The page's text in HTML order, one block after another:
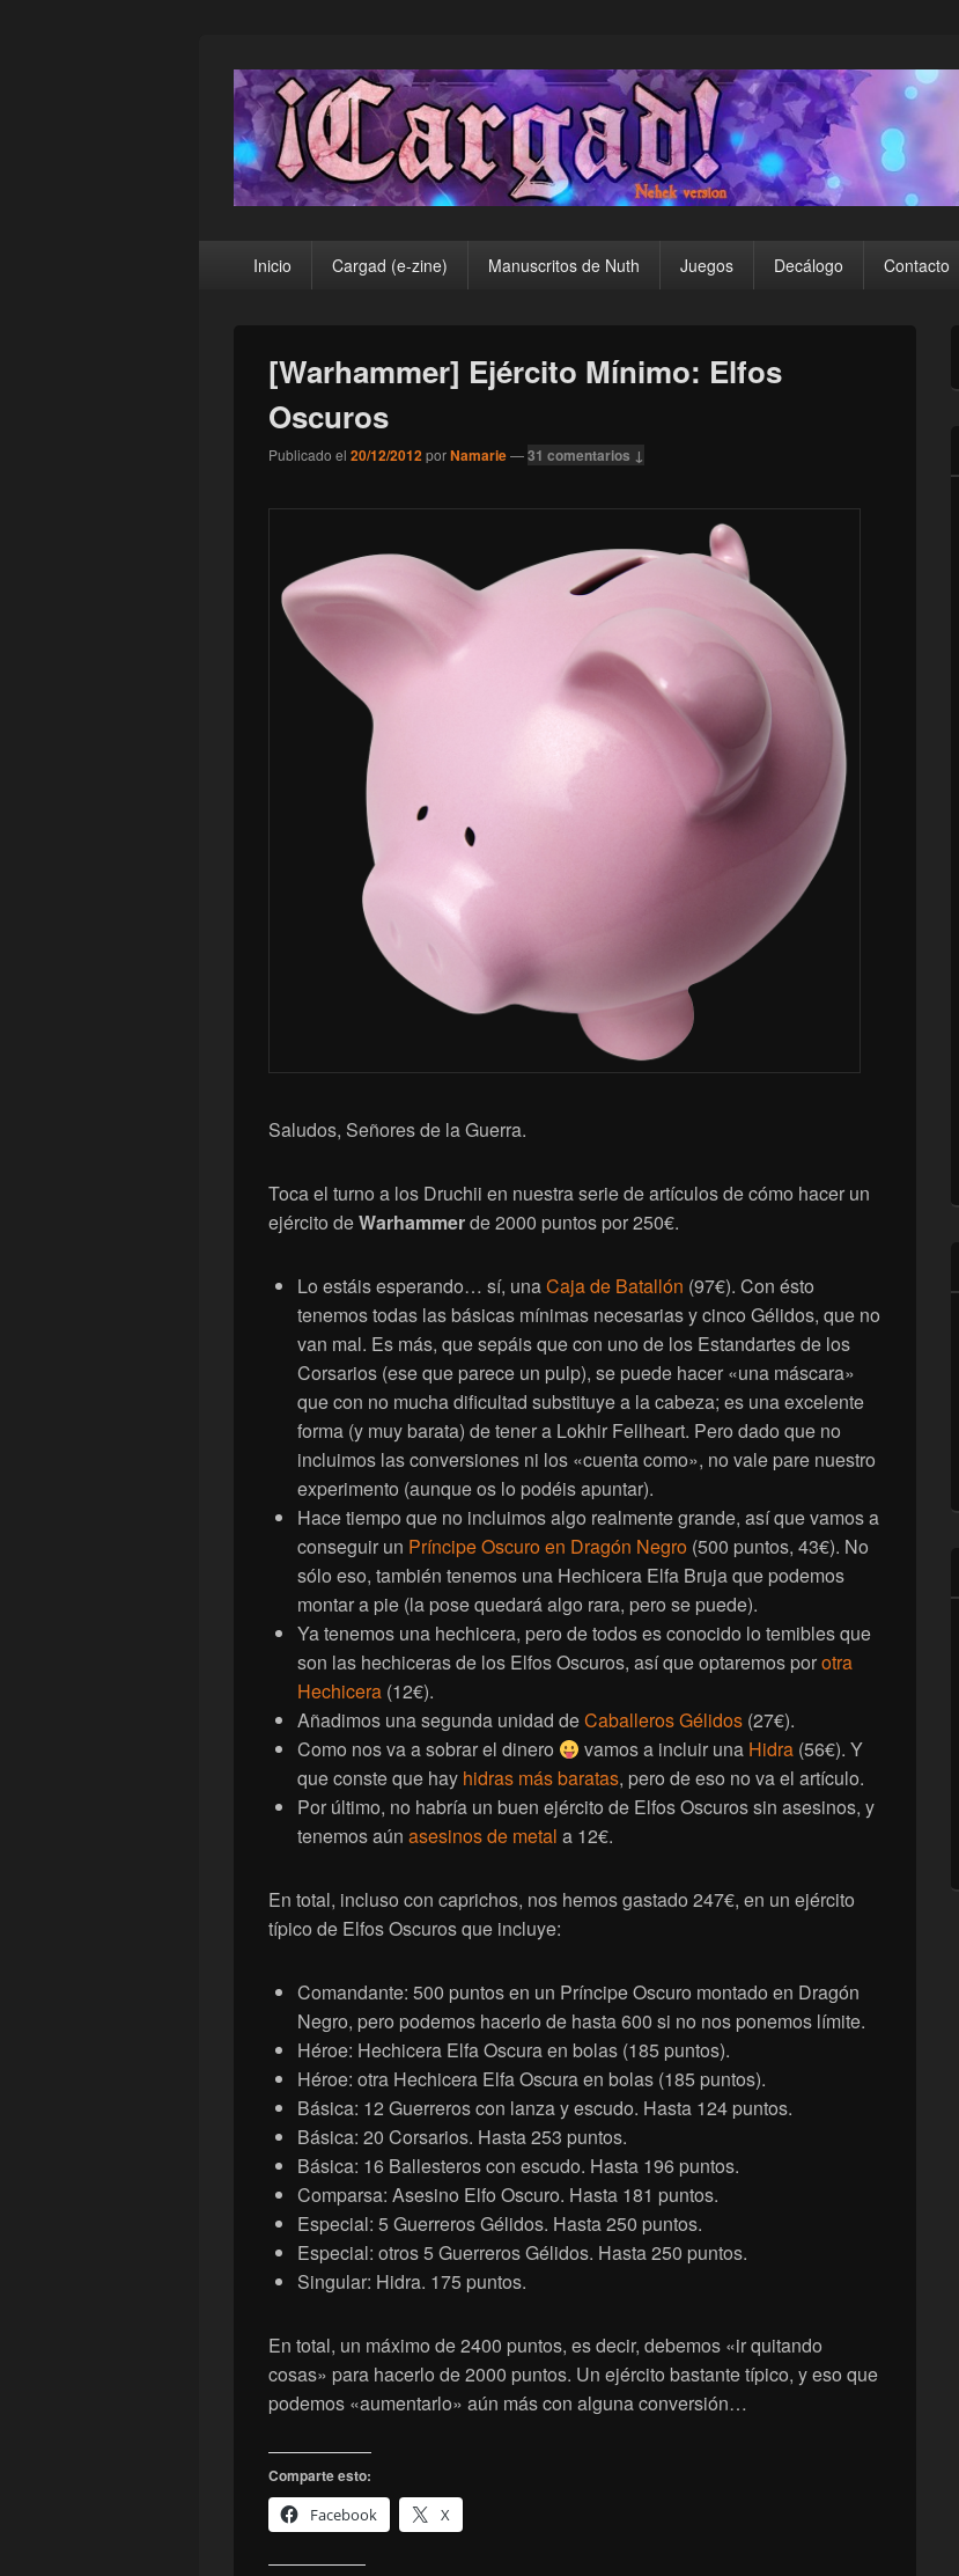
¡Cargad!
principalInicio Cargad (e-zine) Manuscritos de Nuth Juegos Decálogo Contacto
[Warhammer] Ejército Mínimo: Elfos
Oscuros
Publicado el 20/12/2012porNamarie—31 comentarios ↓
Saludos, Señores de la Guerra.
Toca el turno a los Druchii en nuestra serie de artículos de cómo hacer un
ejército deWarhammerde 2000 puntos por 250€.
Lo estáis esperando… sí, unaCaja de Batallón (97€). Con ésto
tenemos todas las básicas mínimas necesarias y cinco Gélidos, que no
van mal. Es más, que sepáis que con uno de los Estandartes de los
Corsarios (ese que parece un pulp), se puede hacer «una máscara»
que con no mucha dificultad substituye a la cabeza; es una excelente
forma (y muy barata) de tener a Lokhir Fellheart. Pero dado que no
incluimos las conversiones ni los «cuenta como», no vale pare nuestro
experimento (aunque os lo podéis apuntar).
Hace tiempo que no incluimos algo realmente grande, así que vamos a
conseguir un Príncipe Oscuro en Dragón Negro (500 puntos, 43€). No
sólo eso, también tenemos una Hechicera Elfa Bruja que podemos
montar a pie (la pose quedará algo rara, pero se puede).
Ya tenemos una hechicera, pero de todos es conocido lo temibles que
son las hechiceras de los Elfos Oscuros, así que optaremos porotra
Hechicera (12€).
Añadimos una segunda unidad deCaballeros Gélidos (27€).
Como nos va a sobrar el dinero
vamos a incluir una Hidra (56€). Y
que conste que hay hidras más baratas, pero de eso no va el artículo.
Por último, no habría un buen ejército de Elfos Oscuros sin asesinos, y
tenemos aún asesinos de metal a 12€.
En total, incluso con caprichos, nos hemos gastado 247€, en un ejército
típico de Elfos Oscuros que incluye:
Comandante: 500 puntos en un Príncipe Oscuro montado en Dragón
Negro, pero podemos hacerlo de hasta 600 si no nos ponemos límite.
Héroe: Hechicera Elfa Oscura en bolas (185 puntos).
Héroe: otra Hechicera Elfa Oscura en bolas (185 puntos).
Básica: 12 Guerreros con lanza y escudo. Hasta 124 puntos.
Básica: 20 Corsarios. Hasta 253 puntos.
Básica: 16 Ballesteros con escudo. Hasta 196 puntos.
Comparsa: Asesino Elfo Oscuro. Hasta 181 puntos.
Especial: 5 Guerreros Gélidos. Hasta 250 puntos.
Especial: otros 5 Guerreros Gélidos. Hasta 250 puntos.
Singular: Hidra. 175 puntos.
En total, un máximo de 2400 puntos, es decir, debemos «ir quitando
cosas» para hacerlo de 2000 puntos. Un ejército bastante típico, y eso que
podemos «aumentarlo» aún más con alguna conversión…
Comparte esto:
Facebook
X